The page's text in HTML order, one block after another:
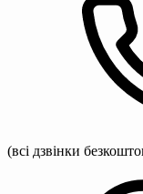
(всі дзвінки